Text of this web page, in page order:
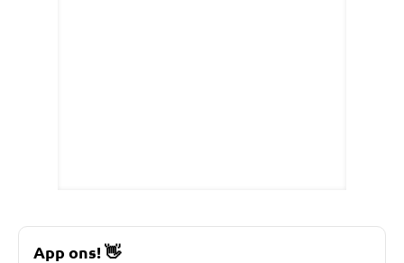
App ons!👋